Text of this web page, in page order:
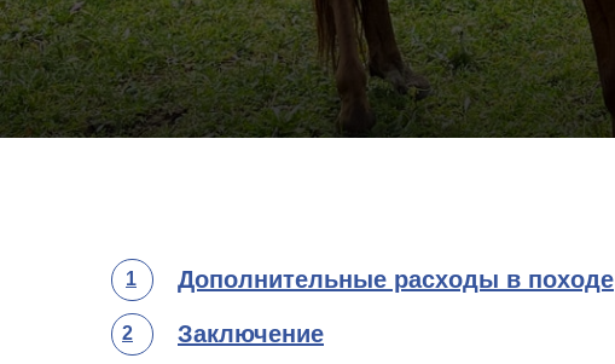
Заключение
Дополнительные расходы в походе
1
2